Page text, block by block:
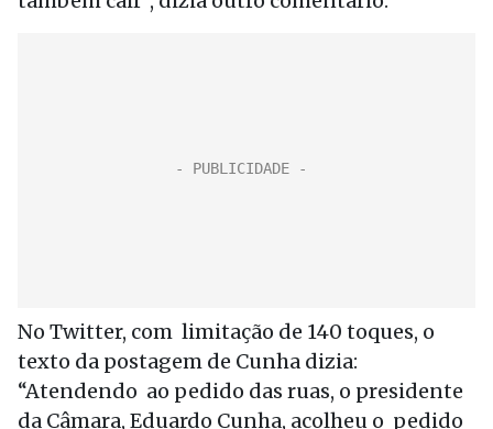
No Twitter, com limitação de 140 toques, o
texto da postagem de Cunha dizia:
“Atendendo ao pedido das ruas, o presidente
da Câmara, Eduardo Cunha, acolheu o pedido